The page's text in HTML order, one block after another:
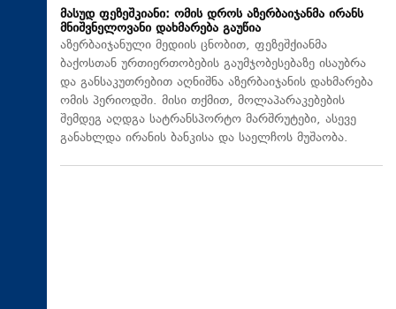
მასუდ ფეზეშკიანი: ომის დროს აზერბაიჯანმა ირანს
მნიშვნელოვანი დახმარება გაუწია
აზერბაიჯანული მედიის ცნობით, ფეზეშქიანმა
ბაქოსთან ურთიერთობების გაუმჯობესებაზე ისაუბრა
და განსაკუთრებით აღნიშნა აზერბაიჯანის დახმარება
ომის პერიოდში. მისი თქმით, მოლაპარაკებების
შემდეგ აღდგა სატრანსპორტო მარშრუტები, ასევე
განახლდა ირანის ბანკისა და საელჩოს მუშაობა.